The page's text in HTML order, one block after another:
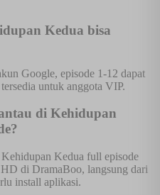
Kedua bisa
Google, episode 1-12 dapat
untuk anggota VIP.
di Kehidupan
Kedua full episode
di DramaBoo, langsung dari
install aplikasi.